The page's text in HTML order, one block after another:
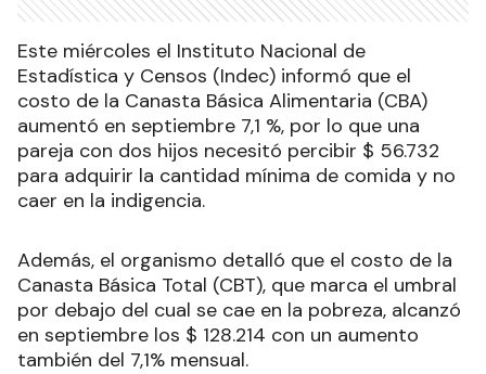
Este miércoles el Instituto Nacional de
Estadística y Censos (Indec) informó que el
costo de la Canasta Básica Alimentaria (CBA)
aumentó en septiembre 7,1 %, por lo que una
pareja con dos hijos necesitó percibir $ 56.732
para adquirir la cantidad mínima de comida y no
caer en la indigencia.
Además, el organismo detalló que el costo de la
Canasta Básica Total (CBT), que marca el umbral
por debajo del cual se cae en la pobreza, alcanzó
en septiembre los $ 128.214 con un aumento
también del 7,1% mensual.